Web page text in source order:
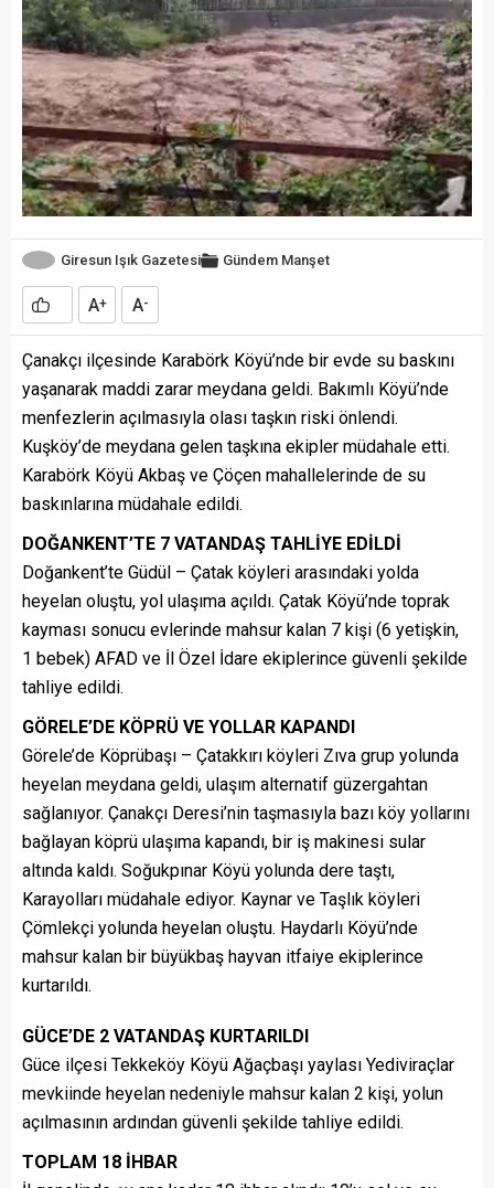
Giresun Işık Gazetesi Gündem Manşet
A+ A-
Çanakçı ilçesinde Karabörk Köyü’nde bir evde su baskını
yaşanarak maddi zarar meydana geldi. Bakımlı Köyü’nde
menfezlerin açılmasıyla olası taşkın riski önlendi.
Kuşköy’de meydana gelen taşkına ekipler müdahale etti.
Karabörk Köyü Akbaş ve Çöçen mahallelerinde de su
baskınlarına müdahale edildi.
DOĞANKENT’TE 7 VATANDAŞ TAHLİYE EDİLDİ
Doğankent’te Güdül – Çatak köyleri arasındaki yolda
heyelan oluştu, yol ulaşıma açıldı. Çatak Köyü’nde toprak
kayması sonucu evlerinde mahsur kalan 7 kişi (6 yetişkin,
1 bebek) AFAD ve İl Özel İdare ekiplerince güvenli şekilde
tahliye edildi.
GÖRELE’DE KÖPRÜ VE YOLLAR KAPANDI
Görele’de Köprübaşı – Çatakkırı köyleri Zıva grup yolunda
heyelan meydana geldi, ulaşım alternatif güzergahtan
sağlanıyor. Çanakçı Deresi’nin taşmasıyla bazı köy yollarını
bağlayan köprü ulaşıma kapandı, bir iş makinesi sular
altında kaldı. Soğukpınar Köyü yolunda dere taştı,
Karayolları müdahale ediyor. Kaynar ve Taşlık köyleri
Çömlekçi yolunda heyelan oluştu. Haydarlı Köyü’nde
mahsur kalan bir büyükbaş hayvan itfaiye ekiplerince
kurtarıldı.
GÜCE’DE 2 VATANDAŞ KURTARILDI
Güce ilçesi Tekkeköy Köyü Ağaçbaşı yaylası Yediviraçlar
mevkiinde heyelan nedeniyle mahsur kalan 2 kişi, yolun
açılmasının ardından güvenli şekilde tahliye edildi.
TOPLAM 18 İHBAR